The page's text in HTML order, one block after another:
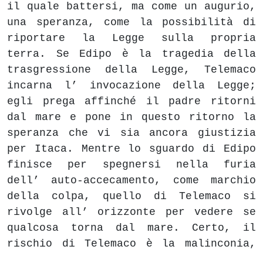
il quale battersi, ma come un augurio,
una speranza, come la possibilità di
riportare la Legge sulla propria
terra. Se Edipo è la tragedia della
trasgressione della Legge, Telemaco
incarna l’ invocazione della Legge;
egli prega affinché il padre ritorni
dal mare e pone in questo ritorno la
speranza che vi sia ancora giustizia
per Itaca. Mentre lo sguardo di Edipo
finisce per spegnersi nella furia
dell’ auto-accecamento, come marchio
della colpa, quello di Telemaco si
rivolge all’ orizzonte per vedere se
qualcosa torna dal mare. Certo, il
rischio di Telemaco è la malinconia,